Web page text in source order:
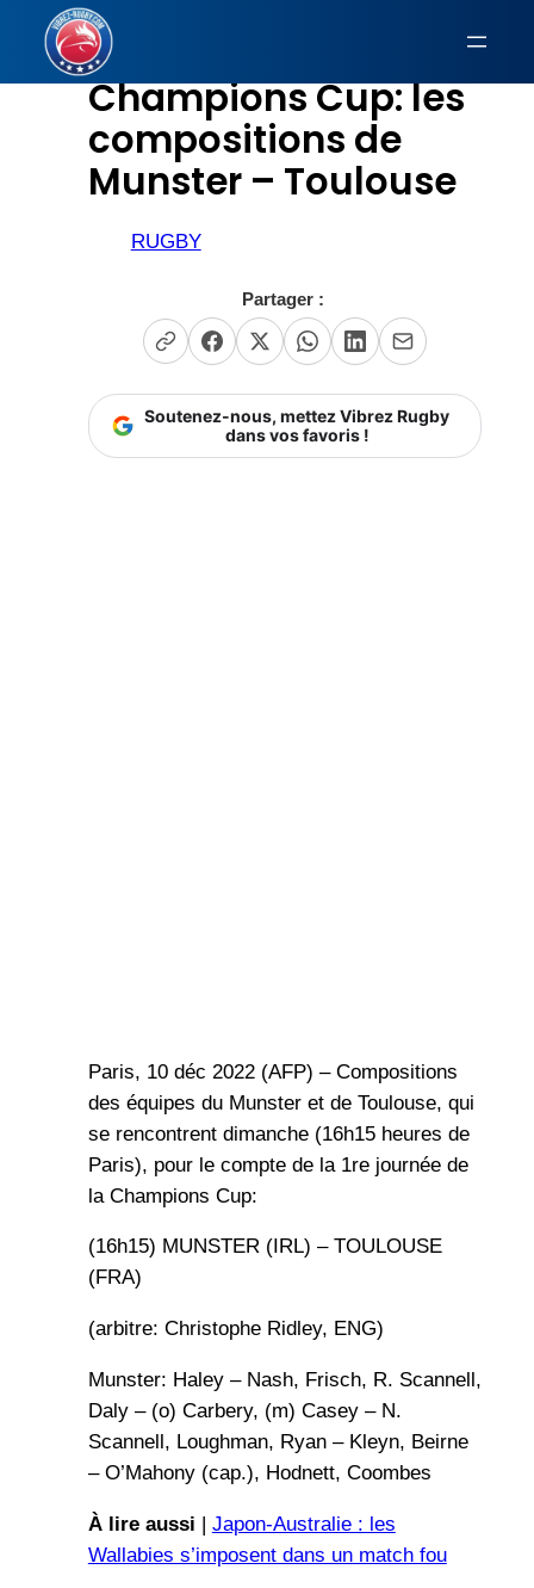
Aller
contenu Champions Cup: les
compositions de
Munster – Toulouse
RUGBY
Partager :
Soutenez-nous, mettez Vibrez Rugby
dans vos favoris !
Paris, 10 déc 2022 (AFP) – Compositions
des équipes du Munster et de Toulouse, qui
se rencontrent dimanche (16h15 heures de
Paris), pour le compte de la 1re journée de
la Champions Cup:
(16h15) MUNSTER (IRL) – TOULOUSE
(FRA)
(arbitre: Christophe Ridley, ENG)
Munster: Haley – Nash, Frisch, R. Scannell,
Daly – (o) Carbery, (m) Casey – N.
Scannell, Loughman, Ryan – Kleyn, Beirne
– O’Mahony (cap.), Hodnett, Coombes
À lire aussi | Japon-Australie : les
Wallabies s’imposent dans un match fou